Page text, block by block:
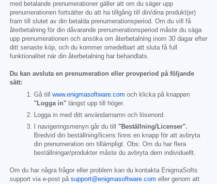
med betalande prenumerationer gäller att om du säger upp
prenumerationen fortsätter du att ha tillgång till din/dina produkt(er)
fram till slutet av din betalda prenumerationsperiod. Om du vill få
återbetalning för din dåvarande prenumerationsperiod måste du säga
upp prenumerationen och ansöka om återbetalning inom 30 dagar efter
ditt senaste köp, och du kommer omedelbart att sluta få full
funktionalitet när din återbetalning har behandlats.
Du kan avsluta en prenumeration eller provperiod på följande
sätt:
Gå till www.enigmasoftware.com och klicka på knappen
"Logga in" längst upp till höger.
Logga in med ditt användarnamn och lösenord.
I navigeringsmenyn går du till "Beställning/Licenser".
Bredvid din beställning/licens finns en knapp för att avbryta
din prenumeration om tillämpligt. Obs: Om du har flera
beställningar/produkter måste du avbryta dem individuellt.
Om du har några frågor eller problem kan du kontakta EnigmaSofts
support via e-post på support@enigmasoftware.com eller genom att